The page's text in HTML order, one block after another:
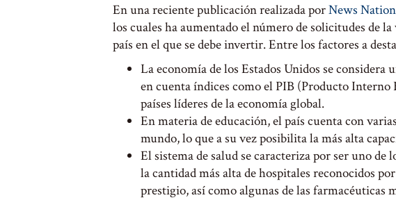
En una reciente publicación realizada porNews Nation
los cuales ha aumentado el número de solicitudes de
país en el que se debe invertir. Entre los factores a
La economía de los Estados Unidos se considera
en cuenta índices como el PIB (Producto
países líderes de la economía global.
En materia de educación, el país cuenta con
mundo, lo que a su vez posibilita la más alta
El sistema de salud se caracteriza por ser uno
la cantidad más alta de hospitales reconocidos
prestigio, así como algunas de las farmacéuticas